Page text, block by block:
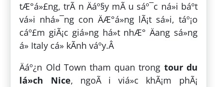
tÆ°á»£ng, trÃ n Äáº§y mÃ u sáº¯c ná»i báº­t
vá»i nhá»¯ng con ÄÆ°á»ng lÃ¡t sá»i, táº¡o
cáº£m giÃ¡c giá»ng há»t nhÆ° Äang sá»ng
á» Italy cá» kÃ­nh váº­y.Â
Äáº¿n Old Town tham quan trong tour du
lá»ch Nice, ngoÃ i viá»c khÃ¡m phÃ¡